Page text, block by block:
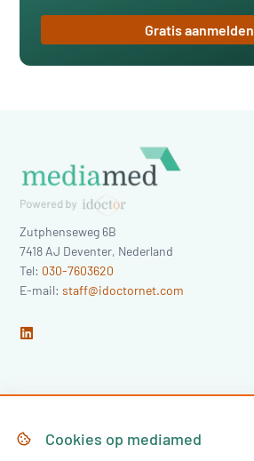
Gratis aanmelden
Zutphenseweg 6B
7418 AJ Deventer, Nederland
Tel: 030-7603620
E-mail:staff@idoctornet.com
HomeCookies op mediamed